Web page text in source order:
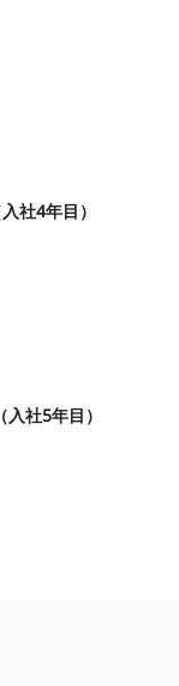
入社4年目）
（入社5年目）